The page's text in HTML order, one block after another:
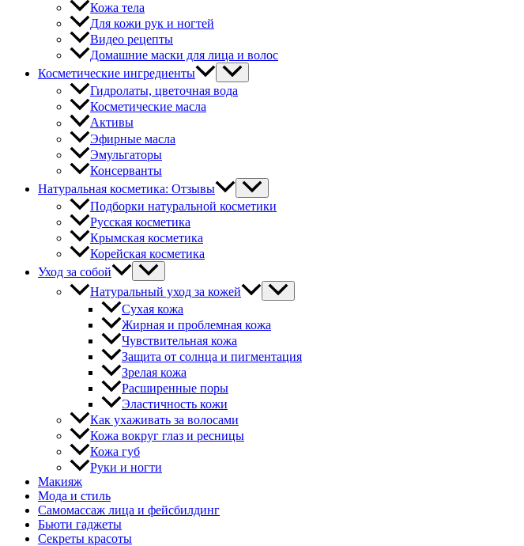
Кожа тела
Для кожи рук и ногтей
Видео рецепты
Домашние маски для лица и волос
Косметические ингредиенты
Гидролаты, цветочная вода
Косметические масла
Активы
Эфирные масла
Эмульгаторы
Консерванты
Натуральная косметика: Отзывы
Подборки натуральной косметики
Русская косметика
Крымская косметика
Корейская косметика
Уход за собой
Натуральный уход за кожей
Сухая кожа
Жирная и проблемная кожа
Чувствительная кожа
Защита от солнца и пигментация
Зрелая кожа
Расширенные поры
Эластичность кожи
Как ухаживать за волосами
Кожа вокруг глаз и ресницы
Кожа губ
Руки и ногти
Макияж
Мода и стиль
Самомассаж лица и фейсбилдинг
Бьюти гаджеты
Секреты красоты